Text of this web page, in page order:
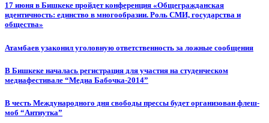
17 июня в Бишкеке пройдет конференция «Общегражданская
идентичность: единство в многообразии. Роль СМИ, государства и
общества»
Атамбаев узаконил уголовную ответственность за ложные сообщения
В Бишкеке началась регистрация для участия на студенческом
медиафестивале “Медиа Бабочка-2014”
В честь Международного дня свободы прессы будет организован флеш-
моб “Антиутка”